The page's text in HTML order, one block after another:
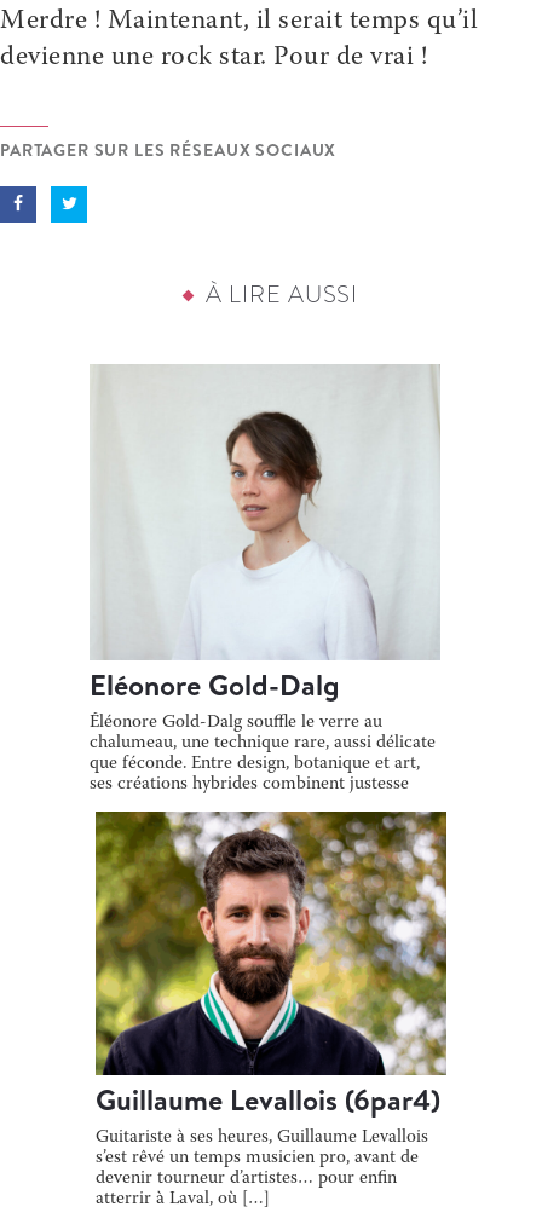
Merdre ! Maintenant, il serait temps qu’il
devienne une rock star. Pour de vrai !
PARTAGER SUR LES RÉSEAUX SOCIAUX
À LIRE AUSSI
Eléonore Gold-Dalg
Éléonore Gold-Dalg souffle le verre au
chalumeau, une technique rare, aussi délicate
que féconde. Entre design, botanique et art,
ses créations hybrides combinent justesse
Guillaume Levallois (6par4)
Guitariste à ses heures, Guillaume Levallois
s’est rêvé un temps musicien pro, avant de
devenir tourneur d’artistes… pour enfin
atterrir à Laval, où […]